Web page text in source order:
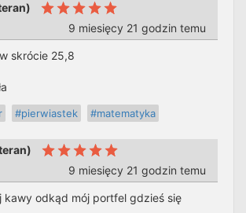
)
9 miesięcy 21 godzin temu
skrócie 25,8
#pierwiastek #matematyka
)
9 miesięcy 21 godzin temu
kawy odkąd mój portfel gdzieś się